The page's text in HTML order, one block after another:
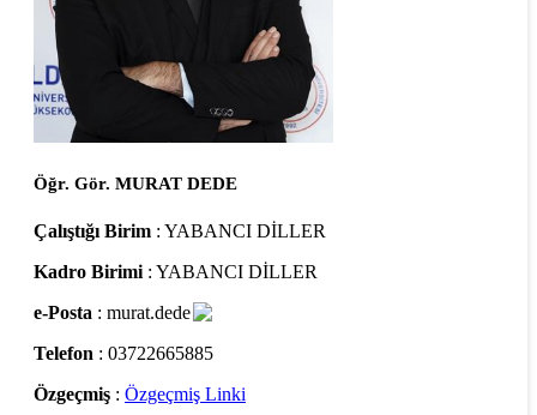
Öğr. Gör. MURAT DEDE
Çalıştığı Birim : YABANCI DİLLER
Kadro Birimi : YABANCI DİLLER
e-Posta : murat.dede
Telefon : 03722665885
Özgeçmiş : Özgeçmiş Linki